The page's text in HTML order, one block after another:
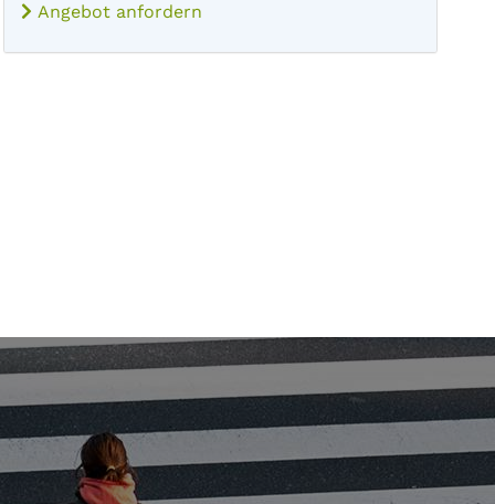
Angebot anfordern